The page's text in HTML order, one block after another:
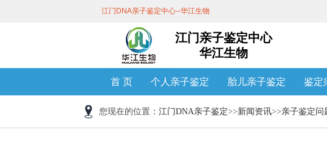
江门DNA亲子鉴定中心--华江生物
江门亲子鉴定中心
华江生物
首 页 个人亲子鉴定 胎儿亲子鉴定 鉴定
您现在的位置： 江门DNA亲子鉴定>>新闻资讯>>亲子鉴定问